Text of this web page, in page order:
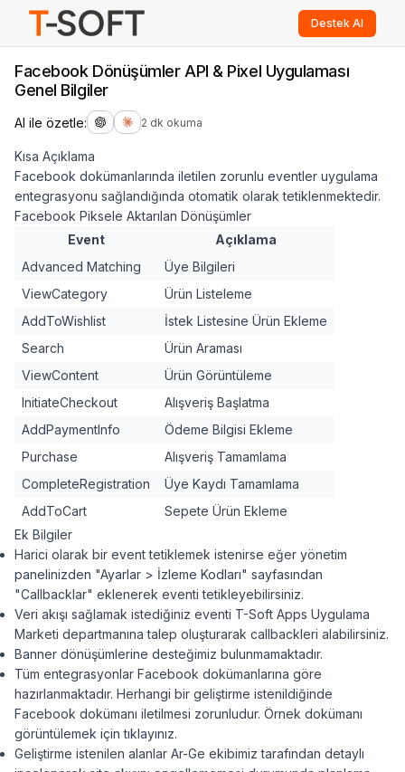
Destek Al
Facebook Dönüşümler API & Pixel Uygulaması
Genel Bilgiler
AI ile özetle: 2 dk okuma
Kısa Açıklama
Facebook dokümanlarında iletilen zorunlu eventler uygulama
entegrasyonu sağlandığında otomatik olarak tetiklenmektedir.
Facebook Piksele Aktarılan Dönüşümler
Event
Açıklama
Advanced Matching
Üye Bilgileri
ViewCategory
Ürün Listeleme
AddToWishlist
İstek Listesine Ürün Ekleme
Search
Ürün Araması
ViewContent
Ürün Görüntüleme
InitiateCheckout
Alışveriş Başlatma
AddPaymentInfo
Ödeme Bilgisi Ekleme
Purchase
Alışveriş Tamamlama
CompleteRegistration
Üye Kaydı Tamamlama
AddToCart
Sepete Ürün Ekleme
Ek Bilgiler
Harici olarak bir event tetiklemek istenirse eğer yönetim
panelinizden "Ayarlar > İzleme Kodları" sayfasından
"Callbacklar" eklenerek eventi tetikleyebilirsiniz.
Veri akışı sağlamak istediğiniz eventi T-Soft Apps Uygulama
Marketi departmanına talep oluşturarak callbackleri alabilirsiniz.
Banner dönüşümlerine desteğimiz bulunmamaktadır.
Tüm entegrasyonlar Facebook dokümanlarına göre
hazırlanmaktadır. Herhangi bir geliştirme istenildiğinde
Facebook dokümanı iletilmesi zorunludur. Örnek dokümanı
görüntülemek için tıklayınız.
Geliştirme istenilen alanlar Ar-Ge ekibimiz tarafından detaylı